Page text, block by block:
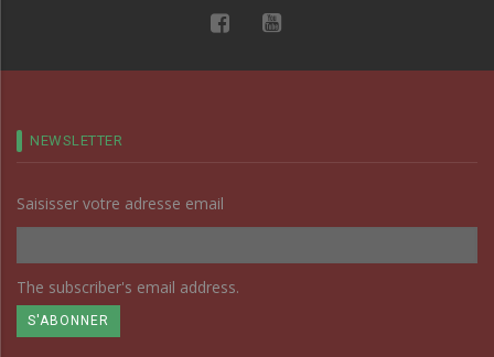
NEWSLETTER
Saisisser votre adresse email
The subscriber's email address.